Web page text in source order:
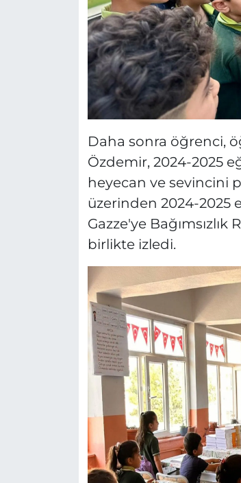
Daha sonra öğrenci,
Özdemir, 2024-2025
heyecan ve sevincini
üzerinden 2024-2025
Gazze'ye
birlikte izledi.